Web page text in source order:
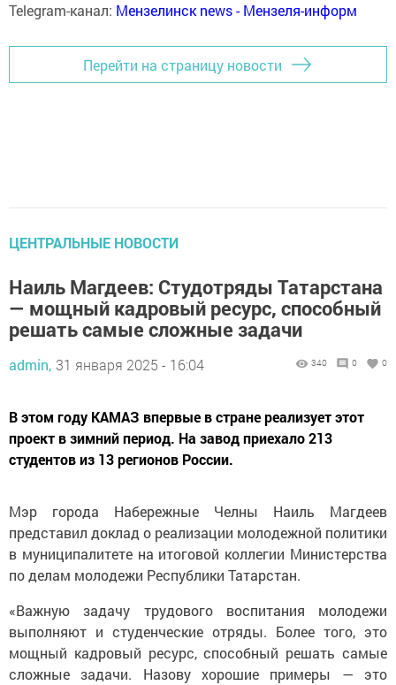
Telegram-канал: Мензелинск news - Мензеля-информ
Перейти на страницу новости
ЦЕНТРАЛЬНЫЕ НОВОСТИ
Наиль Магдеев: Студотряды Татарстана
— мощный кадровый ресурс, способный
решать самые сложные задачи
admin, 31 января 2025 - 16:04 340 0 0
В этом году КАМАЗ впервые в стране реализует этот
проект в зимний период. На завод приехало 213
студентов из 13 регионов России.
Мэр города Набережные Челны Наиль Магдеев
представил доклад о реализации молодежной политики
в муниципалитете на итоговой коллегии Министерства
по делам молодежи Республики Татарстан.
«Важную задачу трудового воспитания молодежи
выполняют и студенческие отряды. Более того, это
мощный кадровый ресурс, способный решать самые
сложные задачи. Назову хорошие примеры — это